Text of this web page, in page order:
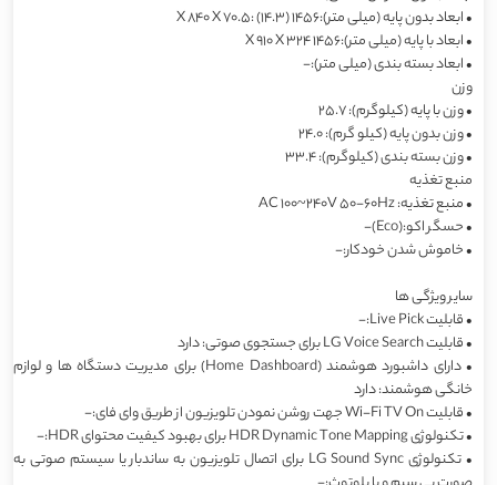
•ابعاد بدون پایه (میلی متر):1456 X 840 X 70.5: (14.3)
•ابعاد با پایه (میلی متر):1456 X 910 X 324
•ابعاد بسته بندی (میلی متر):-
وزن
•وزن با پایه (کیلوگرم): 25.7
•وزن بدون پایه (کیلو گرم): 24.0
•وزن بسته بندی (کیلوگرم): 33.4
منبع تغذیه
•منبع تغذیه: AC 100~240V 50-60Hz
•حسگر اکو:(Eco)-
•خاموش شدن خودکار:-
سایر ویژگی ها
•قابلیت Live Pick:-
•قابلیت LG Voice Search برای جستجوی صوتی: دارد
•
دارای داشبورد هوشمند (Home Dashboard) برای مدیریت دستگاه ها و لوازم
خانگی هوشمند: دارد
•قابلیت Wi-Fi TV On جهت روشن نمودن تلویزیون از طریق وای فای:-
•تکنولوژی HDR Dynamic Tone Mapping برای بهبود کیفیت محتوای HDR:-
•
تکنولوژی LG Sound Sync برای اتصال تلویزیون به ساندبار یا سیستم صوتی به